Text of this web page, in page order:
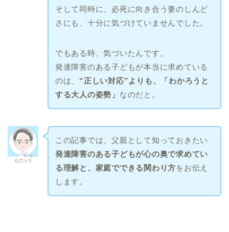
そして同時に、必死に向き合う妻のしんど
さにも、十分に気づけていませんでした。
でもある時、気づいたんです。
発達障害のある子どもが本当に求めている
のは、 “正しい対応”よりも、「わかろうと
する大人の姿勢」 なのだと。
えびふり
この記事では、父親として知っておきたい
発達障害のある子どもが心の奥で求めてい
る理解と、家庭でできる関わり方をお伝え
します。